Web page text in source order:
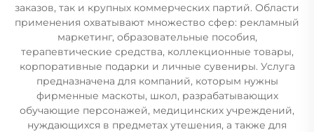
заказов, так и крупных коммерческих партий. Области
применения охватывают множество сфер: рекламный
маркетинг, образовательные пособия,
терапевтические средства, коллекционные товары,
корпоративные подарки и личные сувениры. Услуга
предназначена для компаний, которым нужны
фирменные маскоты, школ, разрабатывающих
обучающие персонажей, медицинских учреждений,
нуждающихся в предметах утешения, а также для